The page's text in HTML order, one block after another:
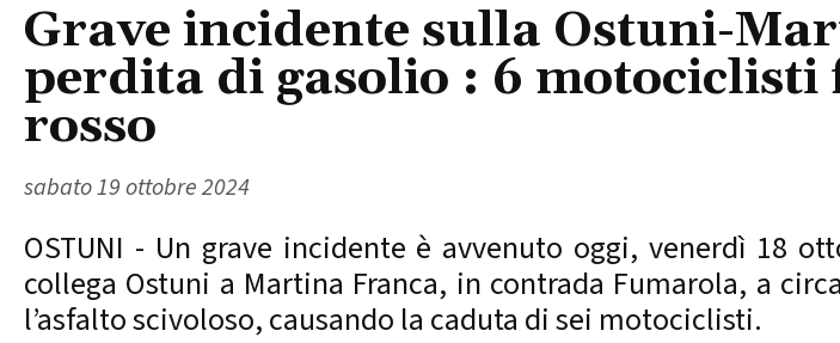
Grave incidente sulla Ostuni-
perdita di gasolio : 6
rosso
sabato 19 ottobre 2024
OSTUNI - Un grave incidente è avvenuto oggi, venerdì 18
collega Ostuni a Martina Franca, in contrada Fumarola, a
l’asfalto scivoloso, causando la caduta di sei motociclisti.